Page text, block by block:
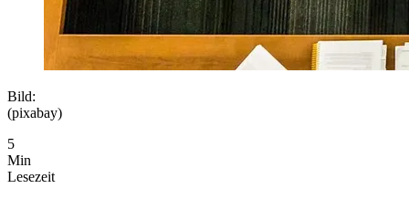
Bild:
(pixabay)
5
Min
Lesezeit